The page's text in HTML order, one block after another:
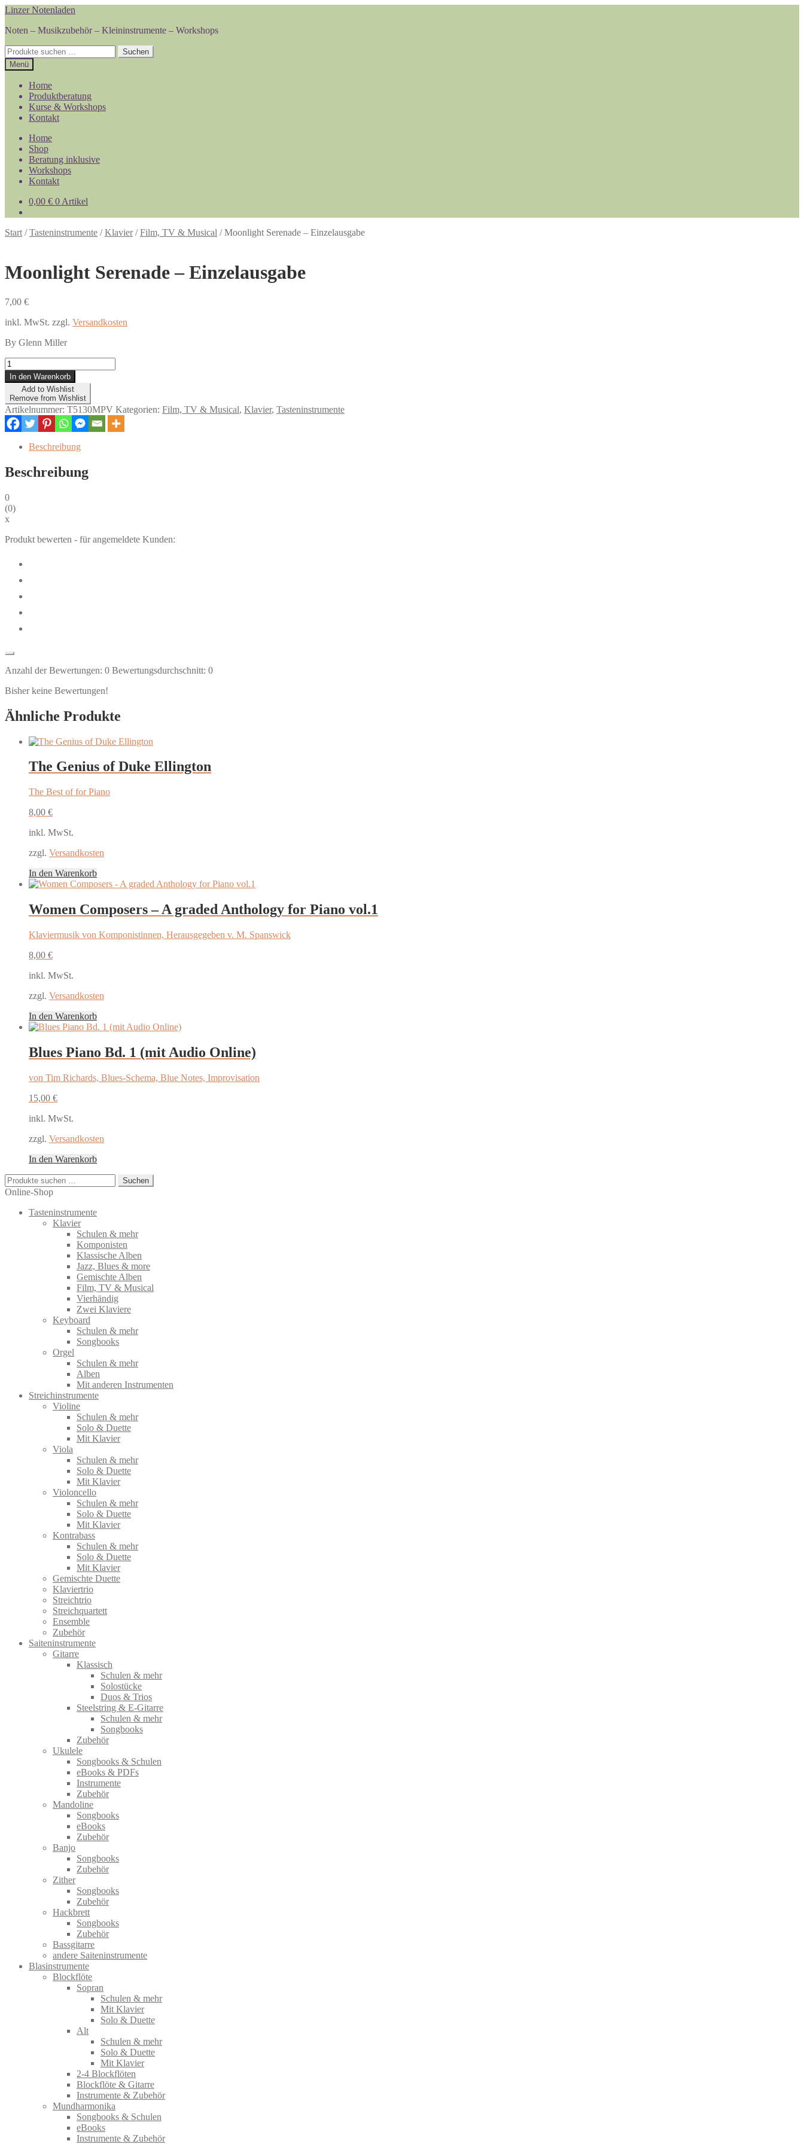
Zur
springen
Zum
springen
Linzer Notenladen
Noten – Musikzubehör – Kleininstrumente – Workshops
Suchen
nach:
Suchen
Menü
Home
Produktberatung
Kurse & Workshops
Kontakt
Home
Shop
Beratung inklusive
Workshops
Kontakt
0,00 € 0 Artikel
Start /Tasteninstrumente /Klavier/Film, TV & Musical /Moonlight Serenade – Einzelausgabe
Moonlight Serenade – Einzelausgabe
7,00 €
inkl. MwSt. zzgl. Versandkosten
By Glenn Miller
Moonlight
Serenade
-
Einzelausgabe
Menge
In den Warenkorb
Add to Wishlist
Remove from Wishlist
Artikelnummer: T5130MPV Kategorien: Film, TV & Musical, Klavier, Tasteninstrumente
Beschreibung
Beschreibung
0
(0)
x
Produkt bewerten - für angemeldete Kunden:
Anzahl der Bewertungen: 0 Bewertungsdurchschnitt: 0
Bisher keine Bewertungen!
Ähnliche Produkte
The Genius of Duke Ellington
The Best of for Piano
8,00 €
inkl. MwSt.
zzgl. Versandkosten
In den Warenkorb
Women Composers – A graded Anthology for Piano vol.1
Klaviermusik von Komponistinnen, Herausgegeben v. M. Spanswick
8,00 €
inkl. MwSt.
zzgl. Versandkosten
In den Warenkorb
Blues Piano Bd. 1 (mit Audio Online)
von Tim Richards, Blues-Schema, Blue Notes, Improvisation
15,00 €
inkl. MwSt.
zzgl. Versandkosten
In den Warenkorb
Suchen
nach:
Suchen
Online-Shop
Tasteninstrumente
Klavier
Schulen & mehr
Komponisten
Klassische Alben
Jazz, Blues & more
Gemischte Alben
Film, TV & Musical
Vierhändig
Zwei Klaviere
Keyboard
Schulen & mehr
Songbooks
Orgel
Schulen & mehr
Alben
Mit anderen Instrumenten
Streichinstrumente
Violine
Schulen & mehr
Solo & Duette
Mit Klavier
Viola
Schulen & mehr
Solo & Duette
Mit Klavier
Violoncello
Schulen & mehr
Solo & Duette
Mit Klavier
Kontrabass
Schulen & mehr
Solo & Duette
Mit Klavier
Gemischte Duette
Klaviertrio
Streichtrio
Streichquartett
Ensemble
Zubehör
Saiteninstrumente
Gitarre
Klassisch
Schulen & mehr
Solostücke
Duos & Trios
Steelstring & E-Gitarre
Schulen & mehr
Songbooks
Zubehör
Ukulele
Songbooks & Schulen
eBooks & PDFs
Instrumente
Zubehör
Mandoline
Songbooks
eBooks
Zubehör
Banjo
Songbooks
Zubehör
Zither
Songbooks
Zubehör
Hackbrett
Songbooks
Zubehör
Bassgitarre
andere Saiteninstrumente
Blasinstrumente
Blockflöte
Sopran
Schulen & mehr
Mit Klavier
Solo & Duette
Alt
Schulen & mehr
Solo & Duette
Mit Klavier
2-4 Blockflöten
Blockflöte & Gitarre
Instrumente & Zubehör
Mundharmonika
Songbooks & Schulen
eBooks
Instrumente & Zubehör